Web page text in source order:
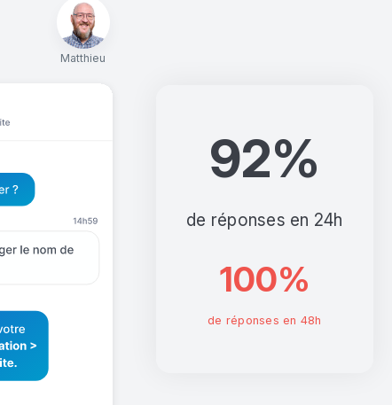
Matthieu
92%
de réponses en 24h
100%
de réponses en 48h